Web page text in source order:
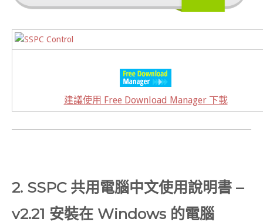
建議使用 Free Download Manager 下載
2. SSPC 共用電腦中文使用說明書 –
v2.21 安裝在 Windows 的電腦